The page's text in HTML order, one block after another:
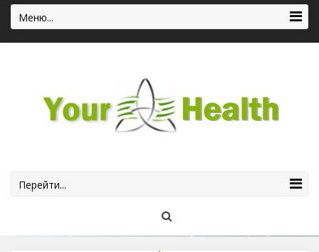
Меню...
Перейти...